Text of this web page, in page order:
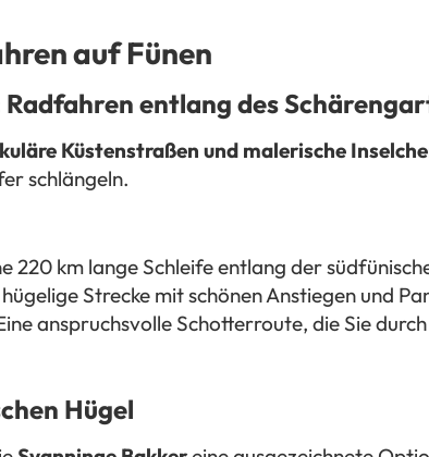
auf Fünen
entlang des
Küstenstraßen und malerische
schlängeln.
220 km lange Schleife entlang der
Strecke mit schönen Anstiegen und
anspruchsvolle Schotterroute, die Sie
Hügel